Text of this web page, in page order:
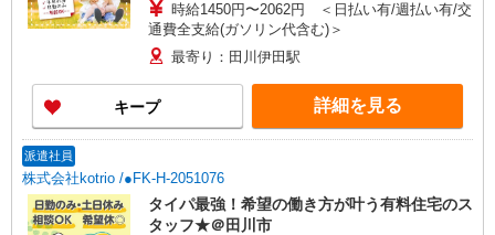
時給1450円〜2062円 ＜日払い有/週払い有/交
通費全支給(ガソリン代含む)＞
最寄り：田川伊田駅
キープ 詳細を見る
派遣社員
株式会社kotrio /●FK-H-2051076
タイパ最強！希望の働き方が叶う有料住宅のス
タッフ★＠田川市